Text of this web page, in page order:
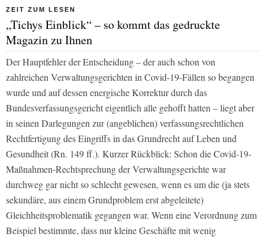
ZEIT ZUM LESEN
„Tichys Einblick“ – so kommt das gedruckte
Magazin zu Ihnen
Der Hauptfehler der Entscheidung – der auch schon von
zahlreichen Verwaltungsgerichten in Covid-19-Fällen so begangen
wurde und auf dessen energische Korrektur durch das
Bundesverfassungsgericht eigentlich alle gehofft hatten – liegt aber
in seinen Darlegungen zur (angeblichen) verfassungsrechtlichen
Rechtfertigung des Eingriffs in das Grundrecht auf Leben und
Gesundheit (Rn. 149 ff.). Kurzer Rückblick: Schon die Covid-19-
Maßnahmen-Rechtsprechung der Verwaltungsgerichte war
durchweg gar nicht so schlecht gewesen, wenn es um die (ja stets
sekundäre, aus einem Grundproblem erst abgeleitete)
Gleichheitsproblematik gegangen war. Wenn eine Verordnung zum
Beispiel bestimmte, dass nur kleine Geschäfte mit wenig